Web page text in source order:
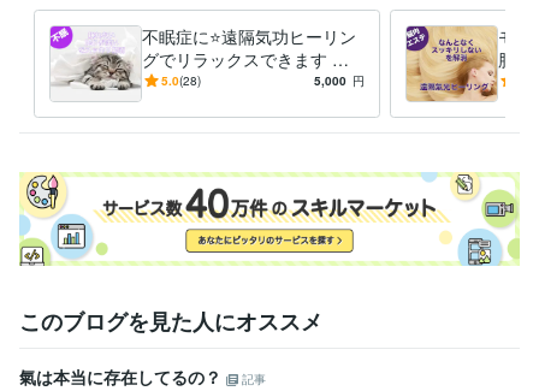
得意分野
占い 気功施術、遠隔気功、気功講師
不眠 ウツ 不調 ダルイ
悩み相談・カウンセリング 精神の不安、身体の不安、恋愛・不倫
恋愛 仕事 ウツ 不眠 不安
不眠症に⭐️遠隔気功ヒーリン
グでリラックスできます 遠
隔気功ヒーリングでスッキリ
5.0(28) 5,000 円
モヤ
脳内
気功
このブログを見た人にオススメ
氣は本当に存在してるの？
記事